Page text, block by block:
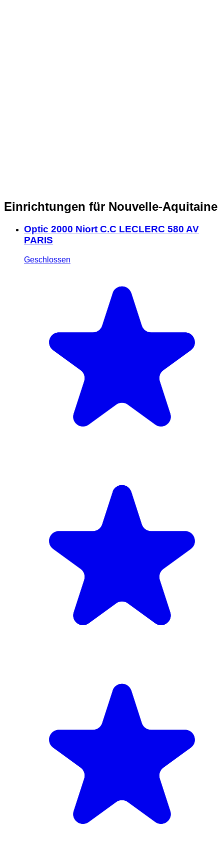
Einrichtungen für Nouvelle-Aquitaine
Optic 2000 Niort C.C LECLERC 580 AV
PARIS
Geschlossen